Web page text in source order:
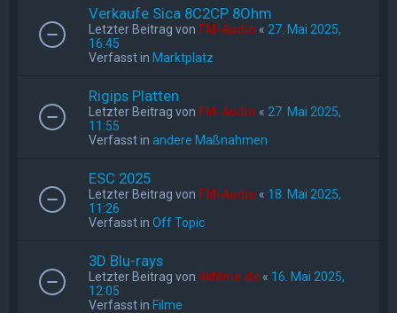
Verkaufe Sica 8C2CP 8Ohm
Letzter Beitrag von FM-Audio « 27. Mai 2025,
16:45
Verfasst in Marktplatz
Rigips Platten
Letzter Beitrag von FM-Audio « 27. Mai 2025,
11:55
Verfasst in andere Maßnahmen
ESC 2025
Letzter Beitrag von FM-Audio « 18. Mai 2025,
11:26
Verfasst in Off Topic
3D Blu-rays
Letzter Beitrag von 4kfilme.de « 16. Mai 2025,
12:05
Verfasst in Filme